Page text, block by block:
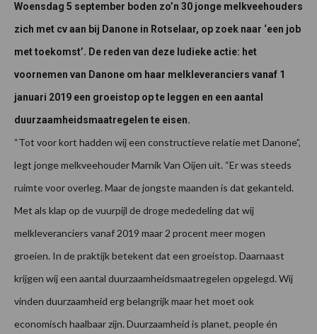
Woensdag 5 september boden zo’n 30 jonge melkveehouders
zich met cv aan bij Danone in Rotselaar, op zoek naar ‘een job
met toekomst’. De reden van deze ludieke actie: het
voornemen van Danone om haar melkleveranciers vanaf 1
januari 2019 een groeistop op te leggen en een aantal
duurzaamheidsmaatregelen te eisen.
“Tot voor kort hadden wij een constructieve relatie met Danone”,
legt jonge melkveehouder Marnik Van Oijen uit. “Er was steeds
ruimte voor overleg. Maar de jongste maanden is dat gekanteld.
Met als klap op de vuurpijl de droge mededeling dat wij
melkleveranciers vanaf 2019 maar 2 procent meer mogen
groeien. In de praktijk betekent dat een groeistop. Daarnaast
krijgen wij een aantal duurzaamheidsmaatregelen opgelegd. Wij
vinden duurzaamheid erg belangrijk maar het moet ook
economisch haalbaar zijn. Duurzaamheid is planet, people én